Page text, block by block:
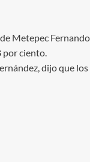
Metepec
por ciento.
dijo que